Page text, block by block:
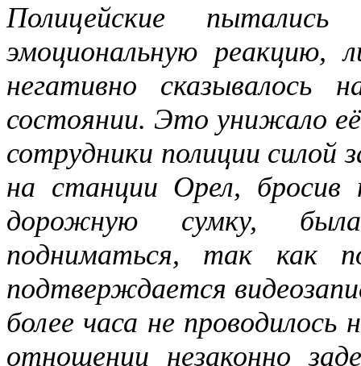
Полицейские
эмоциональную
негативно сказывалось
состоянии. Это унижало
сотрудники полиции
на станции Орел, бросив
дорожную сумку,
подниматься, так как
подтверждается
более часа не проводилось
отношении незаконно